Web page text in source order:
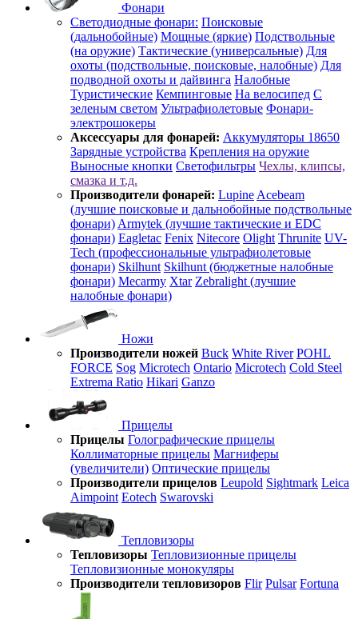
Фонари
Светодиодные фонари: Поисковые
(дальнобойные) Мощные (яркие) Подствольные
(на оружие) Тактические (универсальные) Для
охоты (подствольные, поисковые, налобные) Для
подводной охоты и дайвинга Налобные
Туристические Кемпинговые На велосипед С
зеленым светом Ультрафиолетовые Фонари-
электрошокеры
Аксессуары для фонарей: Аккумуляторы 18650
Зарядные устройства Крепления на оружие
Выносные кнопки Светофильтры Чехлы, клипсы,
смазка и т.д.
Производители фонарей: Lupine Acebeam
(лучшие поисковые и дальнобойные подствольные
фонари) Armytek (лучшие тактические и EDC
фонари) Eagletac Fenix Nitecore Olight Thrunite UV-
Tech (профессиональные ультрафиолетовые
фонари) Skilhunt Skilhunt (бюджетные налобные
фонари) Mecarmy Xtar Zebralight (лучшие
налобные фонари)
Ножи
Производители ножей Buck White River POHL
FORCE Sog Microtech Ontario Microtech Cold Steel
Extrema Ratio Hikari Ganzo
Прицелы
Прицелы Голографические прицелы
Коллиматорные прицелы Магниферы
(увеличители) Оптические прицелы
Производители прицелов Leupold Sightmark Leica
Aimpoint Eotech Swarovski
Тепловизоры
Тепловизоры Тепловизионные прицелы
Тепловизионные монокуляры
Производители тепловизоров Flir Pulsar Fortuna